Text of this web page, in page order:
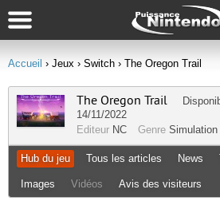
Accueil › Jeux › Switch › The Oregon Trail
The Oregon Trail
14/11/2022
Editeur NC Genre
Hub du jeu Tous les articles News
Images Vidéos Avis des visiteurs